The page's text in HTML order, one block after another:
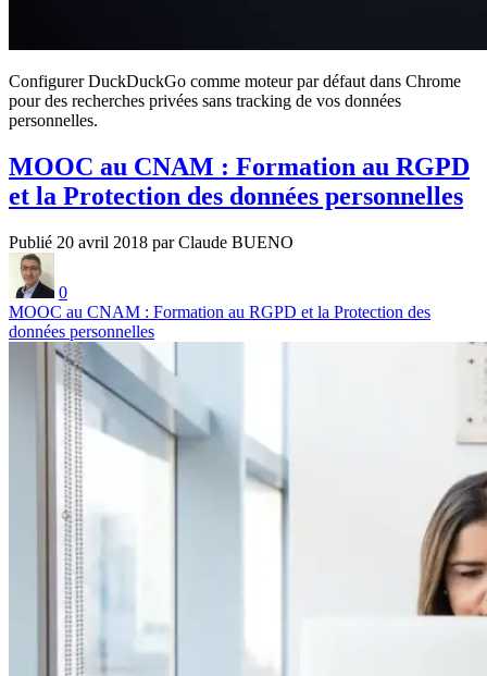
Configurer DuckDuckGo comme moteur par défaut dans Chrome
pour des recherches privées sans tracking de vos données
personnelles.
MOOC au CNAM : Formation au RGPD
et la Protection des données personnelles
Publié 20 avril 2018 par Claude BUENO
0
MOOC au CNAM : Formation au RGPD et la Protection des
données personnelles